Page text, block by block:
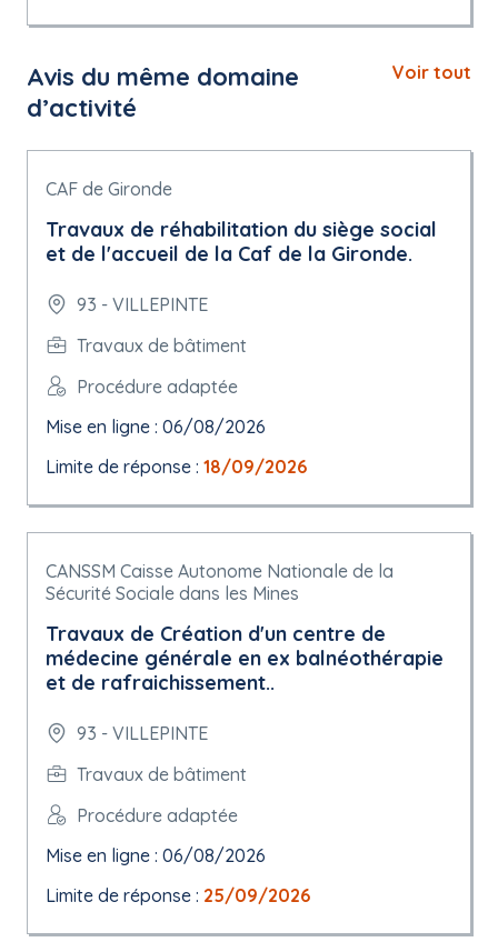
Avis du même domaine
d’activité
Voir tout
CAF de Gironde
Travaux de réhabilitation du siège social
et de l'accueil de la Caf de la Gironde.
93 - VILLEPINTE
Travaux de bâtiment
Procédure adaptée
Mise en ligne : 06/08/2026
Limite de réponse : 18/09/2026
CANSSM Caisse Autonome Nationale de la
Sécurité Sociale dans les Mines
Travaux de Création d'un centre de
médecine générale en ex balnéothérapie
et de rafraichissement..
93 - VILLEPINTE
Travaux de bâtiment
Procédure adaptée
Mise en ligne : 06/08/2026
Limite de réponse : 25/09/2026